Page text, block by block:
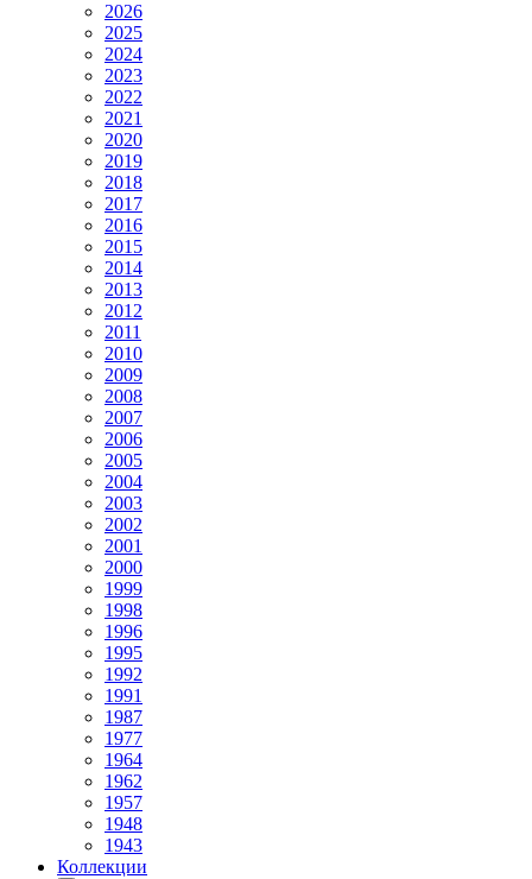
2026
2025
2024
2023
2022
2021
2020
2019
2018
2017
2016
2015
2014
2013
2012
2011
2010
2009
2008
2007
2006
2005
2004
2003
2002
2001
2000
1999
1998
1996
1995
1992
1991
1987
1977
1964
1962
1957
1948
1943
Коллекции